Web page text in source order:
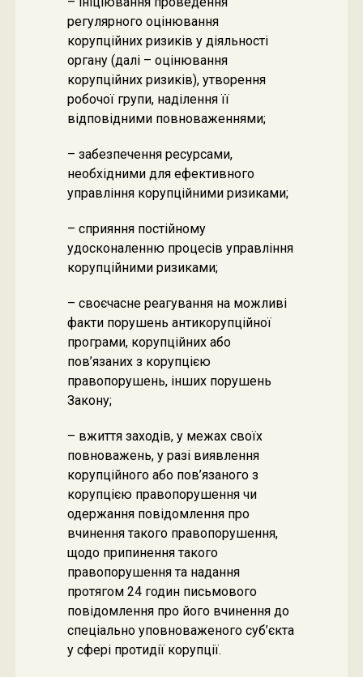
регулярного оцінювання
корупційних ризиків у діяльності
органу (далі – оцінювання
корупційних ризиків), утворення
робочої групи, наділення її
відповідними повноваженнями;
– забезпечення ресурсами,
необхідними для ефективного
управління корупційними ризиками;
– сприяння постійному
удосконаленню процесів управління
корупційними ризиками;
– своєчасне реагування на можливі
факти порушень антикорупційної
програми, корупційних або
пов’язаних з корупцією
правопорушень, інших порушень
Закону;
– вжиття заходів, у межах своїх
повноважень, у разі виявлення
корупційного або пов’язаного з
корупцією правопорушення чи
одержання повідомлення про
вчинення такого правопорушення,
щодо припинення такого
правопорушення та надання
протягом 24 годин письмового
повідомлення про його вчинення до
спеціально уповноваженого суб’єкта
у сфері протидії корупції.